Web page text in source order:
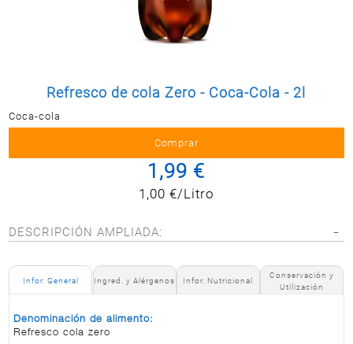
Postal
Refresco de cola Zero - Coca-Cola - 2l
Coca-cola
1,99 €
1,00 €/Litro
DESCRIPCIÓN AMPLIADA:
Infor. General Ingred. y Alérgenos Infor. Nutricional
Conservación y
Utilización
Denominación de alimento:
Refresco cola zero